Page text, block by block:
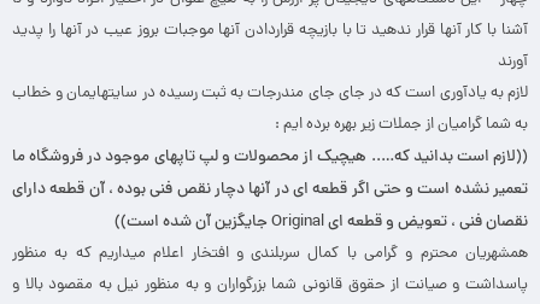
آشنا با کار آنها قرار ندهید تا با بازیچه قراردادن آنها موجبات بروز عیب در آنها را پدید
آورند
لازم به یادآوری است که در جای جای مندرجات به ثبت رسیده در سایتهایمان و خطاب
به شما گرامیان از جملات زیر بهره برده ایم :
((لازم است بدانید که….. هیچیک از محصولات و لپ تاپهای موجود در فروشگاه ما
تعمیر نشده است و حتی اگر قطعه ای در آنها دچار نقص فنی بوده ، آن قطعه دارای
نقصان فنی ، تعویض و قطعه ای Original جایگزین آن شده است))
همشهریان محترم و گرامی با کمال سربلندی و افتخار اعلام میداریم که به منظور
پاسداشت و صیانت از حقوق قانونی شما بزرگواران و به منظور نیل به مقصود بالا و